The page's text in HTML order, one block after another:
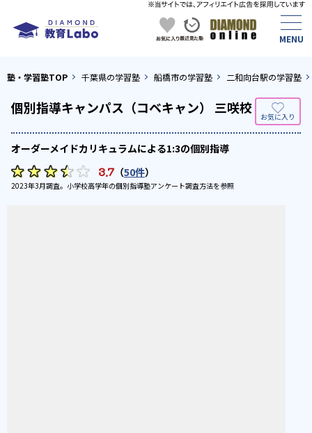
塾・学習塾TOP 千葉県の学習塾 船橋市の学習塾 二和向台駅の学習塾
個別指導キャンパス（コベキャン） 三咲校
オーダーメイドカリキュラムによる1:3の個別指導
3.7 （50件）
2023年3月調査。 小学校高学年の個別指導塾アンケート調査方法を参照